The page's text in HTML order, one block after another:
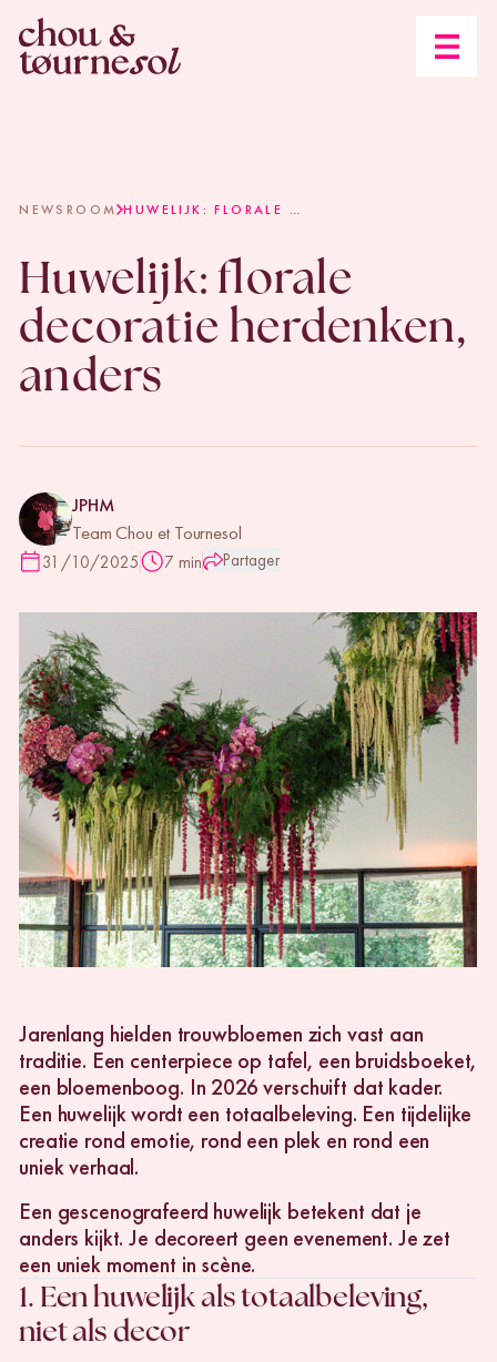
Open
NEWSROOM HUWELIJK: FLORALE …
Huwelijk: florale
decoratie herdenken,
anders
JPHM
Team Chou et Tournesol
31/10/2025 7 min Partager
Jarenlang hielden trouwbloemen zich vast aan
traditie. Een centerpiece op tafel, een bruidsboeket,
een bloemenboog. In 2026 verschuift dat kader.
Een huwelijk wordt een totaalbeleving. Een tijdelijke
creatie rond emotie, rond een plek en rond een
uniek verhaal.
Een gescenografeerd huwelijk betekent dat je
anders kijkt. Je decoreert geen evenement. Je zet
een uniek moment in scène.
1. Een huwelijk als totaalbeleving,
niet als decor